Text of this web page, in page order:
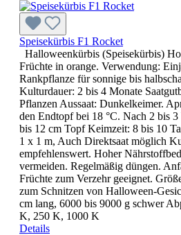
Speisekürbis F1 Rocket
Halloweenkürbis (Speisekürbis)
Früchte in orange. Verwendung:
Rankpflanze für sonnige bis
Kulturdauer: 2 bis 4 Monate
Pflanzen Aussaat: Dunkelkeimer.
den Endtopf bei 18 °C. Nach 2 bis
bis 12 cm Topf Keimzeit: 8 bis 10
1 x 1 m, Auch Direktsaat möglich
empfehlenswert. Hoher
vermeiden. Regelmäßig düngen.
Früchte zum Verzehr geeignet.
zum Schnitzen von Halloween-
cm lang, 6000 bis 9000 g schwer
K, 250 K, 1000 K
Details